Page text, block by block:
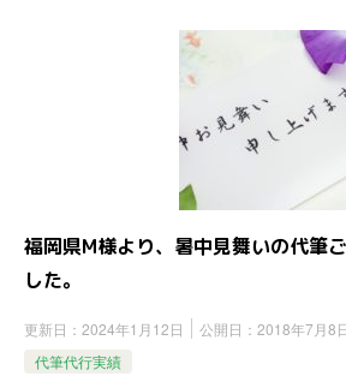
福岡県M様より、暑中見舞いの代筆
した。
更新日： 2024年1月12日 公開日： 2018年7月8
代筆代行実績